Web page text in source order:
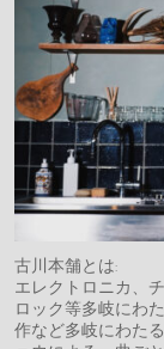
古川本舗とは:
エレクトロニカ、
ロック等多岐にわ
作など多岐にわた